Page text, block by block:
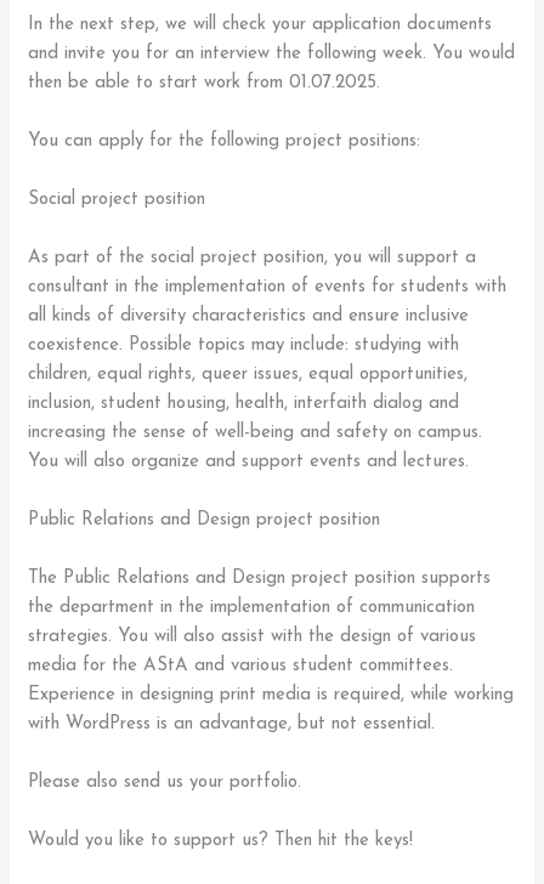
In the next step, we will check your application documents
and invite you for an interview the following week. You would
then be able to start work from 01.07.2025.
You can apply for the following project positions:
Social project position
As part of the social project position, you will support a
consultant in the implementation of events for students with
all kinds of diversity characteristics and ensure inclusive
coexistence. Possible topics may include: studying with
children, equal rights, queer issues, equal opportunities,
inclusion, student housing, health, interfaith dialog and
increasing the sense of well-being and safety on campus.
You will also organize and support events and lectures.
Public Relations and Design project position
The Public Relations and Design project position supports
the department in the implementation of communication
strategies. You will also assist with the design of various
media for the AStA and various student committees.
Experience in designing print media is required, while working
with WordPress is an advantage, but not essential.
Please also send us your portfolio.
Would you like to support us? Then hit the keys!